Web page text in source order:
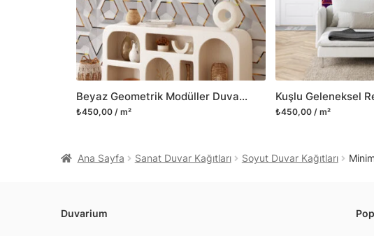
Beyaz Geometrik Modüller Duvar Posteri, Modern Duvar Dekorasyonu için Özel Ölçü Duvar Kağıdı
₺450,00 / m² ₺450,00 / m²
Ana Sayfa Sanat Duvar Kağıtları Soyut Duvar Kağıtları
Duvarium